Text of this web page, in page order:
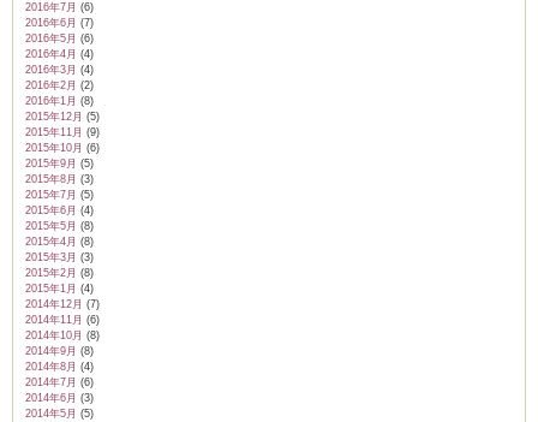
2016年7月 (6)
2016年6月 (7)
2016年5月 (6)
2016年4月 (4)
2016年3月 (4)
2016年2月 (2)
2016年1月 (8)
2015年12月 (5)
2015年11月 (9)
2015年10月 (6)
2015年9月 (5)
2015年8月 (3)
2015年7月 (5)
2015年6月 (4)
2015年5月 (8)
2015年4月 (8)
2015年3月 (3)
2015年2月 (8)
2015年1月 (4)
2014年12月 (7)
2014年11月 (6)
2014年10月 (8)
2014年9月 (8)
2014年8月 (4)
2014年7月 (6)
2014年6月 (3)
2014年5月 (5)